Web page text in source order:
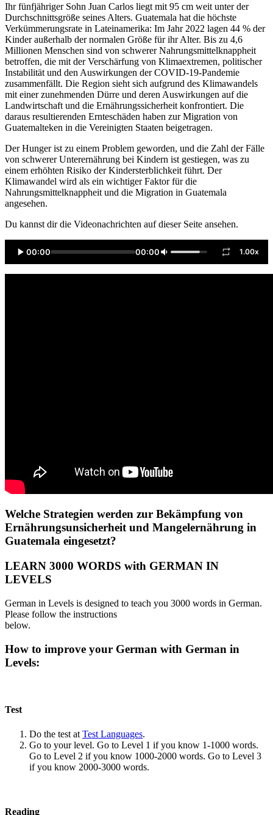
Ihr fünfjähriger Sohn Juan Carlos liegt mit 95 cm weit unter der
Durchschnittsgröße seines Alters. Guatemala hat die höchste
Verkümmerungsrate in Lateinamerika: Im Jahr 2022 lagen 44 % der
Kinder außerhalb der normalen Größe für ihr Alter. Bis zu 4,6
Millionen Menschen sind von schwerer Nahrungsmittelknappheit
betroffen, die mit der Verschärfung von Klimaextremen, politischer
Instabilität und den Auswirkungen der COVID-19-Pandemie
zusammenfällt. Die Region sieht sich aufgrund des Klimawandels
mit einer zunehmenden Dürre und deren Auswirkungen auf die
Landwirtschaft und die Ernährungssicherheit konfrontiert. Die
daraus resultierenden Ernteschäden haben zur Migration von
Guatemalteken in die Vereinigten Staaten beigetragen.
Der Hunger ist zu einem Problem geworden, und die Zahl der Fälle
von schwerer Unterernährung bei Kindern ist gestiegen, was zu
einem erhöhten Risiko der Kindersterblichkeit führt. Der
Klimawandel wird als ein wichtiger Faktor für die
Nahrungsmittelknappheit und die Migration in Guatemala
angesehen.
Du kannst dir die Videonachrichten auf dieser Seite ansehen.
00:00 00:00 1.00x
Welche Strategien werden zur Bekämpfung von
Ernährungsunsicherheit und Mangelernährung in
Guatemala eingesetzt?
LEARN 3000 WORDS with GERMAN IN
LEVELS
German in Levels is designed to teach you 3000 words in German.
Please follow the instructions
below.
How to improve your German with German in
Levels:
Test
Do the test at Test Languages.
Go to your level. Go to Level 1 if you know 1-1000 words.
Go to Level 2 if you know 1000-2000 words. Go to Level 3
if you know 2000-3000 words.
Reading